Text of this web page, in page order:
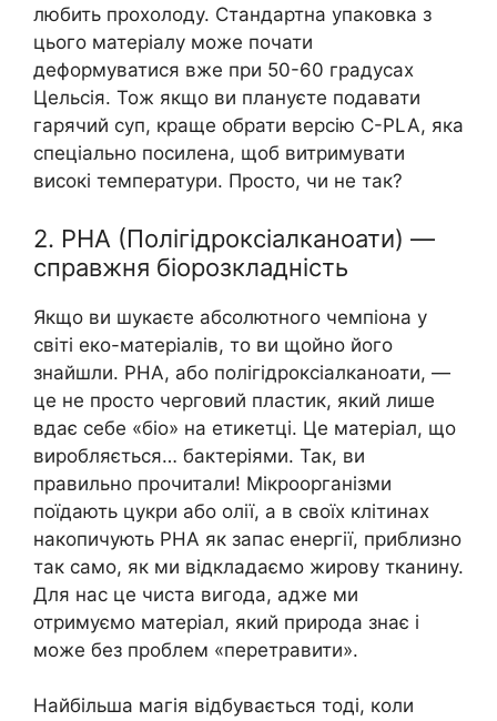
любить прохолоду. Стандартна упаковка з
цього матеріалу може почати
деформуватися вже при 50-60 градусах
Цельсія. Тож якщо ви плануєте подавати
гарячий суп, краще обрати версію C-PLA, яка
спеціально посилена, щоб витримувати
високі температури. Просто, чи не так?
2. PHA (Полігідроксіалканоати) —
справжня біорозкладність
Якщо ви шукаєте абсолютного чемпіона у
світі еко-матеріалів, то ви щойно його
знайшли. PHA, або полігідроксіалканоати, —
це не просто черговий пластик, який лише
вдає себе «біо» на етикетці. Це матеріал, що
виробляється… бактеріями. Так, ви
правильно прочитали! Мікроорганізми
поїдають цукри або олії, а в своїх клітинах
накопичують PHA як запас енергії, приблизно
так само, як ми відкладаємо жирову тканину.
Для нас це чиста вигода, адже ми
отримуємо матеріал, який природа знає і
може без проблем «перетравити».
Найбільша магія відбувається тоді, коли